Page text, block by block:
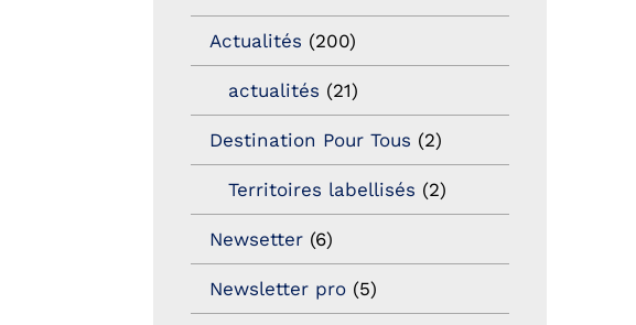
Actualités (200)
actualités (21)
Destination Pour Tous (2)
Territoires labellisés (2)
Newsetter (6)
Newsletter pro (5)